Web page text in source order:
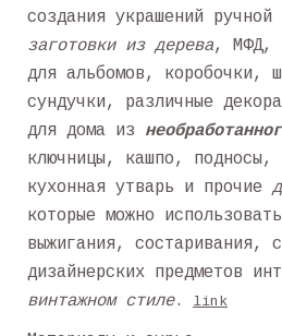
создания украшений
заготовки из дерева, МФД,
для альбомов, коробочки,
сундучки, различные
для дома из
ключницы, кашпо, подносы,
кухонная утварь и прочие
которые можно
выжигания, состаривания,
дизайнерских предметов
винтажном стиле. link